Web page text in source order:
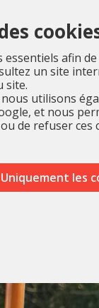
essentiels afin
un site
site.
utilisons
et nous
de refuser
Uniquement les